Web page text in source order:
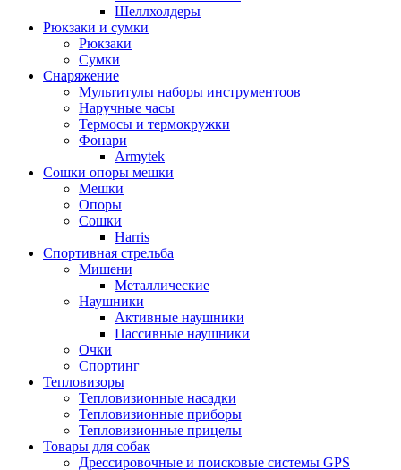
Шеллхолдеры
Рюкзаки и сумки
Рюкзаки
Сумки
Снаряжение
Мультитулы наборы инструментоов
Наручные часы
Термосы и термокружки
Фонари
Armytek
Сошки опоры мешки
Мешки
Опоры
Сошки
Harris
Спортивная стрельба
Мишени
Металлические
Наушники
Активные наушники
Пассивные наушники
Очки
Спортинг
Тепловизоры
Тепловизионные насадки
Тепловизионные приборы
Тепловизионные прицелы
Товары для собак
Дрессировочные и поисковые системы GPS